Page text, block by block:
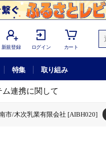
新規登録 ログイン カート
特集 取り組み
ム連携に関して
市/木次乳業有限会社 [AIBH020]